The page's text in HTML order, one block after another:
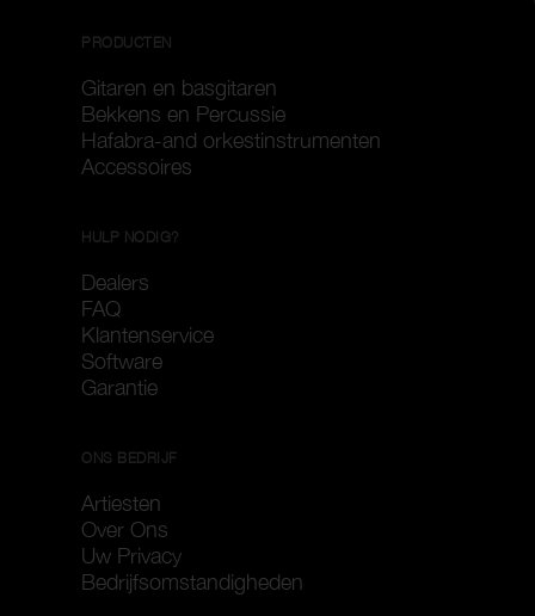
PRODUCTEN
Gitaren en basgitaren
Bekkens en Percussie
Hafabra-and orkestinstrumenten
Accessoires
HULP NODIG?
Dealers
FAQ
Klantenservice
Software
Garantie
ONS BEDRIJF
Artiesten
Over Ons
Uw Privacy
Bedrijfsomstandigheden